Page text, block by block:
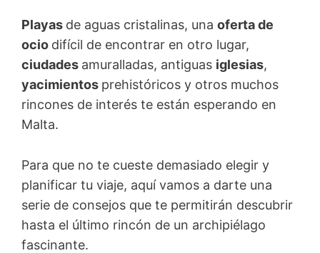
Playas de aguas cristalinas, una oferta de
ocio difícil de encontrar en otro lugar,
ciudades amuralladas, antiguas iglesias,
yacimientos prehistóricos y otros muchos
rincones de interés te están esperando en
Malta.
Para que no te cueste demasiado elegir y
planificar tu viaje, aquí vamos a darte una
serie de consejos que te permitirán descubrir
hasta el último rincón de un archipiélago
fascinante.